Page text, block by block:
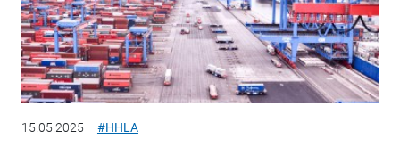
15.05.2025 #HHLA